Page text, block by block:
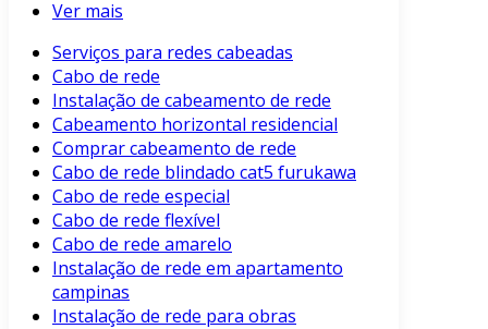
Ver mais
Serviços para redes cabeadas
Cabo de rede
Instalação de cabeamento de rede
Cabeamento horizontal residencial
Comprar cabeamento de rede
Cabo de rede blindado cat5 furukawa
Cabo de rede especial
Cabo de rede flexível
Cabo de rede amarelo
Instalação de rede em apartamento
campinas
Instalação de rede para obras